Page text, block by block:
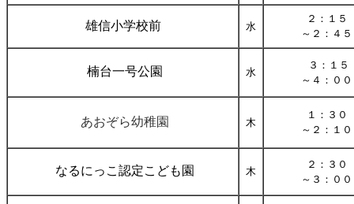
雄信小学校前 水
２：１５
～２：４５
楠台一号公園 水
３：１５
～４：００
あおぞら幼稚園 木
１：３０
～２：１０
なるにっこ認定こども園 木
２：３０
～３：００